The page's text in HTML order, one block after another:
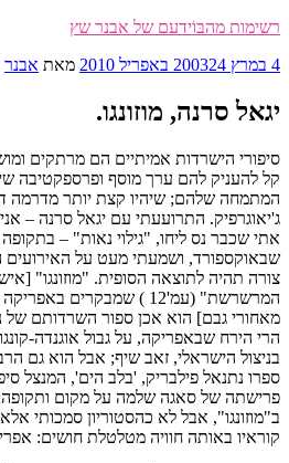
דילוג
רשימות מהבּוֹידעם של אבנר שץ
פורסם
4 במרץ 2003 24 באפריל 2010 מאת אבנר
יגאל סרנה, מוזונגו.
סיפורי הישרדות אמיתיים הם מרתקים
קל להעניק להם ערך מוסף ופרספקטיבה
המתמחה שלהם; שיהיו קצת יותר מדרמה
ג'יאוגרפיק. התרועעתי עם יגאל סרנה –
אתי שכבר נס ליחו, "גילוי נאות" –
שבאוקספורד, ושמעתי מעט על האירועים
צורה תהיה לתוצאה הסופית. "מוזונגו"
המרשרשת" (עמ'12 ) שמבקרים
מאחורי גבם] הוא אכן ספור השרדותם
הרי הירח שבאפריקה, על גבול אוגנדה-
בניצול הישראלי, זאב שיף; אבל הוא גם
ספרו נתנאל פילבריק, 'בלב הים', המנצל
פרישתה של סאגה שלמה על מקום
ב"מוזונגו", אבל לא כהסטוריון סמכותי
קוראיו באותה חוויה מטלטלת חושים: